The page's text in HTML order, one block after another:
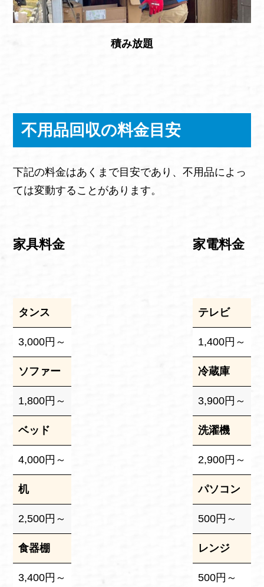
積み放題
不用品回収の料金目安
下記の料金はあくまで目安であり、不用品によっ
ては変動することがあります。
家具料金
タンス
3,000円～
ソファー
1,800円～
ベッド
4,000円～
机
2,500円～
食器棚
3,400円～
家電料金
テレビ
1,400円～
冷蔵庫
3,900円～
洗濯機
2,900円～
パソコン
500円～
レンジ
500円～